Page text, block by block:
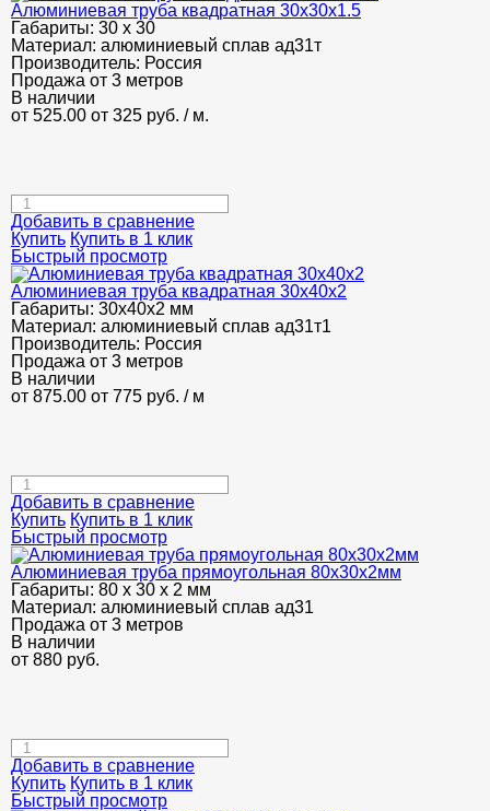
Алюминиевая труба квадратная 30х30х1.5
Габариты: 30 х 30
Материал: алюминиевый сплав ад31т
Производитель: Россия
Продажа от 3 метров
В наличии
от 525.00 от 325 руб. / м.
Добавить в сравнение
Купить Купить в 1 клик
Быстрый просмотр
Алюминиевая труба квадратная 30х40х2
Габариты: 30х40х2 мм
Материал: алюминиевый сплав ад31т1
Производитель: Россия
Продажа от 3 метров
В наличии
от 875.00 от 775 руб. / м
Добавить в сравнение
Купить Купить в 1 клик
Быстрый просмотр
Алюминиевая труба прямоугольная 80х30х2мм
Габариты: 80 х 30 х 2 мм
Материал: алюминиевый сплав ад31
Продажа от 3 метров
В наличии
от 880 руб.
Добавить в сравнение
Купить Купить в 1 клик
Быстрый просмотр